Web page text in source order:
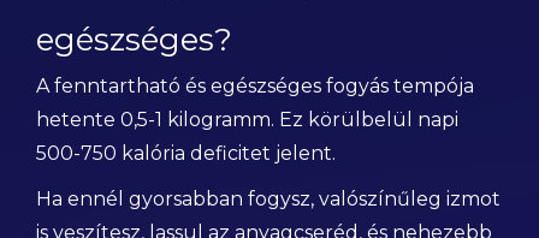
egészséges?
A fenntartható és egészséges fogyás tempója
hetente 0,5-1 kilogramm. Ez körülbelül napi
500-750 kalória deficitet jelent.
Ha ennél gyorsabban fogysz, valószínűleg izmot
is veszítesz, lassul az anyagcseréd, és nehezebb